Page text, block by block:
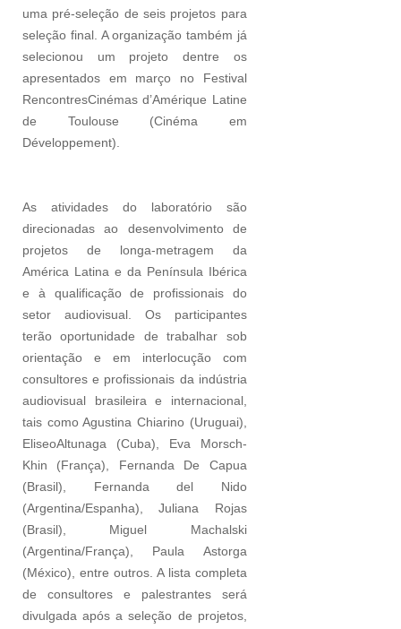
uma pré-seleção de seis projetos para
seleção final. A organização também já
selecionou um projeto dentre os
apresentados em março no Festival
RencontresCinémas d’Amérique Latine
de Toulouse (Cinéma em
Développement).
As atividades do laboratório são
direcionadas ao desenvolvimento de
projetos de longa-metragem da
América Latina e da Península Ibérica
e à qualificação de profissionais do
setor audiovisual. Os participantes
terão oportunidade de trabalhar sob
orientação e em interlocução com
consultores e profissionais da indústria
audiovisual brasileira e internacional,
tais como Agustina Chiarino (Uruguai),
EliseoAltunaga (Cuba), Eva Morsch-
Khin (França), Fernanda De Capua
(Brasil), Fernanda del Nido
(Argentina/Espanha), Juliana Rojas
(Brasil), Miguel Machalski
(Argentina/França), Paula Astorga
(México), entre outros. A lista completa
de consultores e palestrantes será
divulgada após a seleção de projetos,